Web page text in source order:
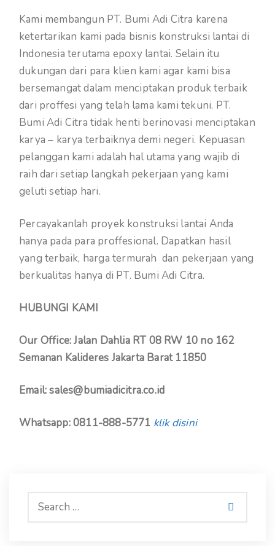
Kami membangun PT. Bumi Adi Citra karena
ketertarikan kami pada bisnis konstruksi lantai di
Indonesia terutama epoxy lantai. Selain itu
dukungan dari para klien kami agar kami bisa
bersemangat dalam menciptakan produk terbaik
dari proffesi yang telah lama kami tekuni. PT.
Bumi Adi Citra tidak henti berinovasi menciptakan
karya – karya terbaiknya demi negeri. Kepuasan
pelanggan kami adalah hal utama yang wajib di
raih dari setiap langkah pekerjaan yang kami
geluti setiap hari.
Percayakanlah proyek konstruksi lantai Anda
hanya pada para proffesional. Dapatkan hasil
yang terbaik, harga termurah dan pekerjaan yang
berkualitas hanya di PT. Bumi Adi Citra.
HUBUNGI KAMI
Our Office: Jalan Dahlia RT 08 RW 10 no 162
Semanan Kalideres Jakarta Barat 11850
Email: sales@bumiadicitra.co.id
Whatsapp: 0811-888-5771 klik disini